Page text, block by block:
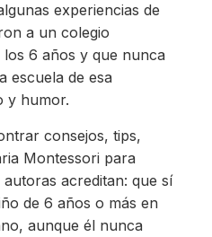
experiencias de
a un colegio
6 años y que nunca
escuela de esa
y humor.
consejos, tips,
Montessori para
acreditan: que sí
de 6 años o más en
aunque él nunca